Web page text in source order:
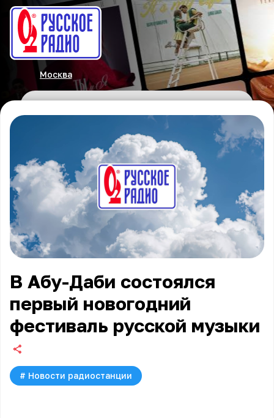
Москва
В Абу-Даби состоялся
первый новогодний
фестиваль русской музыки
# Новости радиостанции